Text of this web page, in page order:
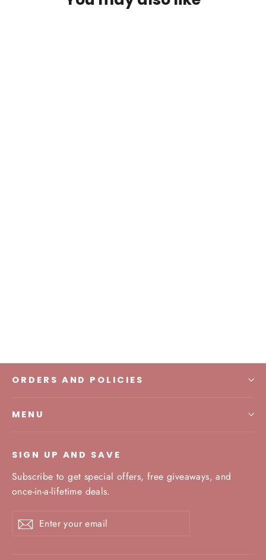
ORDERS AND POLICIES
MENU
SIGN UP AND SAVE
Subscribe to get special offers, free giveaways, and
once-in-a-lifetime deals.
Enter
your
Subscribe